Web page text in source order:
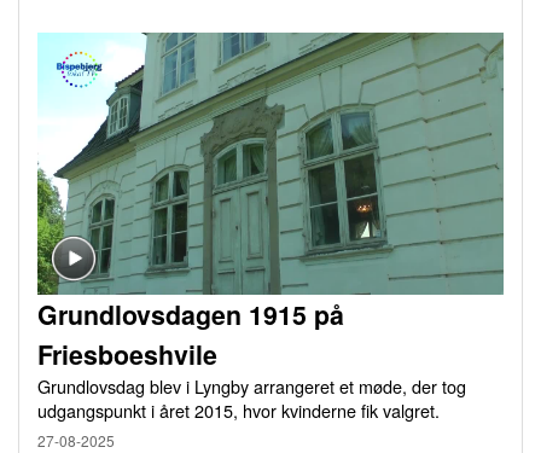
Grundlovsdagen 1915 på
Friesboeshvile
Grundlovsdag blev i Lyngby arrangeret et møde, der tog
udgangspunkt i året 2015, hvor kvinderne fik valgret.
27-08-2025